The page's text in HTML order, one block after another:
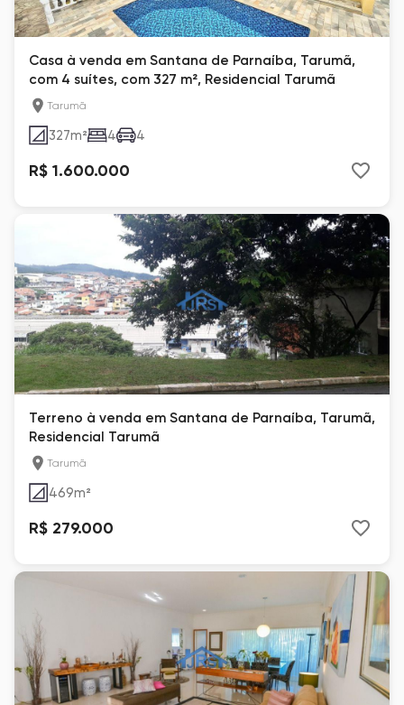
Casa à venda em Santana de Parnaíba, Tarumã,
com 4 suítes, com 327 m², Residencial Tarumã
Tarumã
327m² 4 4
R$ 1.600.000
Terreno à venda em Santana de Parnaíba, Tarumã,
Residencial Tarumã
Tarumã
469m²
R$ 279.000